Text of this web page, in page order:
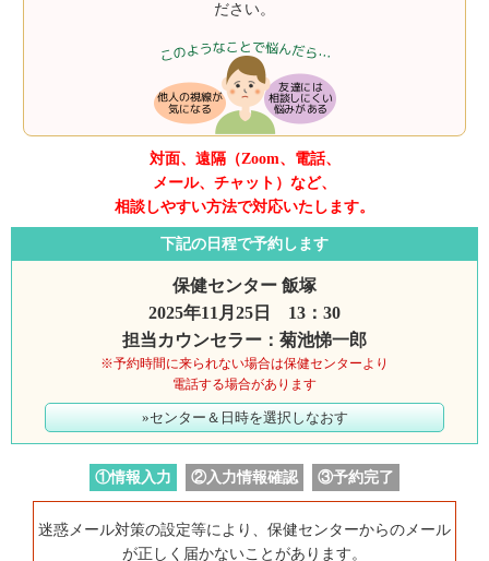
ださい。
対面、遠隔（Zoom、電話、
メール、チャット）など、
相談しやすい方法で対応いたします。
下記の日程で予約します
保健センター 飯塚
2025年11月25日 13：30
担当カウンセラー：菊池悌一郎
※予約時間に来られない場合は保健センターより
電話する場合があります
»センター＆日時を選択しなおす
①情報入力 ②入力情報確認 ③予約完了
迷惑メール対策の設定等により、保健センターからのメール
が正しく届かないことがあります。